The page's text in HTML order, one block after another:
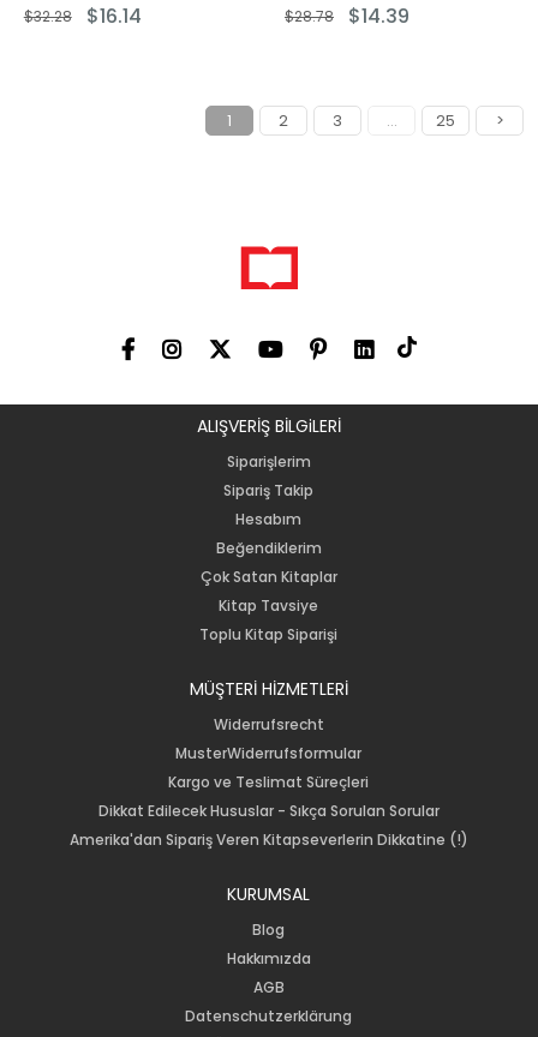
$16.14
$32.28 $14.39
$28.78
1 2 3 ... 25 >
ALIŞVERİŞ BİLGiLERİ
Siparişlerim
Sipariş Takip
Hesabım
Beğendiklerim
Çok Satan Kitaplar
Kitap Tavsiye
Toplu Kitap Siparişi
MÜŞTERİ HİZMETLERİ
Widerrufsrecht
MusterWiderrufsformular
Kargo ve Teslimat Süreçleri
Dikkat Edilecek Hususlar - Sıkça Sorulan Sorular
Amerika'dan Sipariş Veren Kitapseverlerin Dikkatine (!)
KURUMSAL
Blog
Hakkımızda
AGB
Datenschutzerklärung